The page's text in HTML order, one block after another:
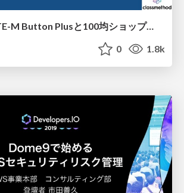
SORACOM LTE-M Button Plusと100均ショップの商品でIoTポストを作ってみた
0 1.8k